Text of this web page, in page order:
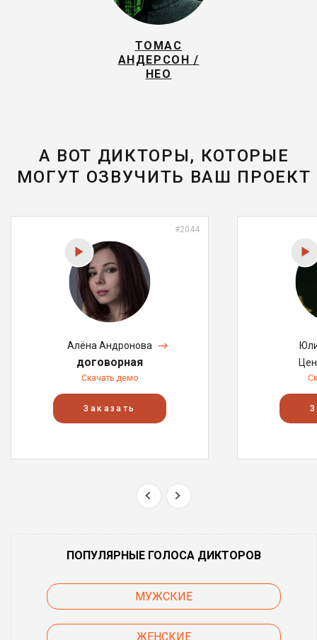
ТОМАС
АНДЕРСОН /
НЕО
А ВОТ ДИКТОРЫ, КОТОРЫЕ
МОГУТ ОЗВУЧИТЬ ВАШ ПРОЕКТ
#2044
Алёна Андронова
договорная
Скачать демо
Заказать
ПОПУЛЯРНЫЕ ГОЛОСА ДИКТОРОВ
МУЖСКИЕ
ЖЕНСКИЕ